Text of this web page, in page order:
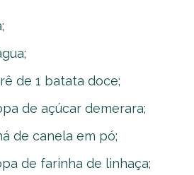
de 1 batata doce;
de açúcar demerara;
de canela em pó;
de farinha de linhaça;